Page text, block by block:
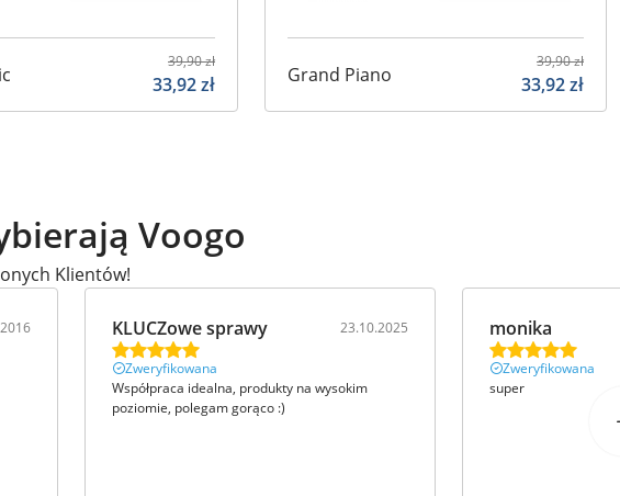
39,90zł
33,92zł Grand Piano
39,90zł
33,92zł
Voogo
Klientów!
KLUCZowe sprawy 23.10.2025
Zweryfikowana
Współpraca idealna, produkty na wysokim
poziomie, polegam gorąco :)
monika
Zweryfikowana
super